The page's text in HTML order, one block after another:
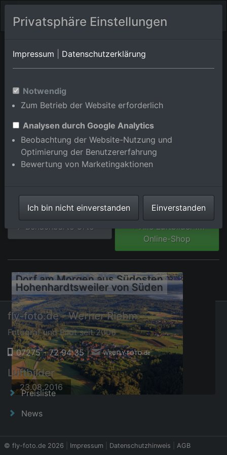
Oberrot/Ebersberg Baden-Württemberg
Luftbildalbum von
Oberrot/Hohenhardtsweiler in
Baden-Württemberg,
Deutschland
⇗ Benachbarte Orte
Alle Luftbilder im
Online-Shop
Dorf am Morgen aus Südosten
23.08.2016
Hohenhardtsweiler von Süden
23.08.2016
fly-foto.de - Werner Riehm
Fotograf und Pilot seit 2006
07275 - 72 94 35|
Luftbilder
Preisliste
News
© fly-foto.de 2026 Impressum Datenschutzhinweis AGB
Privatsphäre Einstellungen
Impressum Datenschutzerklärung
Notwendig
Zum Betrieb der Website erforderlich
Analysen durch Google Analytics
Beobachtung der Website-Nutzung und
Optimierung der Benutzererfahrung
Bewertung von Marketingaktionen
Ich bin nicht einverstanden Einverstanden